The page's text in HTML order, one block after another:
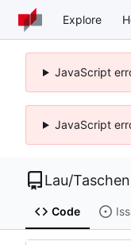
Explore
JavaScript
JavaScript
Lau/
Code